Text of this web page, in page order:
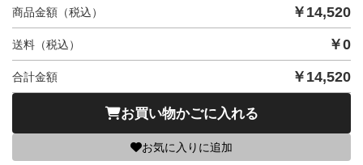
商品金額（税込） ￥ 14,520
送料（税込） ￥0
合計金額 ￥ 14,520
お買い物かごに入れる
お気に入りに追加